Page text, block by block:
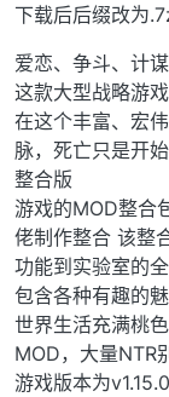
下载后后缀改为
爱恋、争斗、计
这款大型战略游
在这个丰富、宏
脉，死亡只是开
整合版
游戏的MOD整合
佬制作整合 该整
功能到实验室的
包含各种有趣的
世界生活充满桃
MOD，大量NTR
游戏版本为